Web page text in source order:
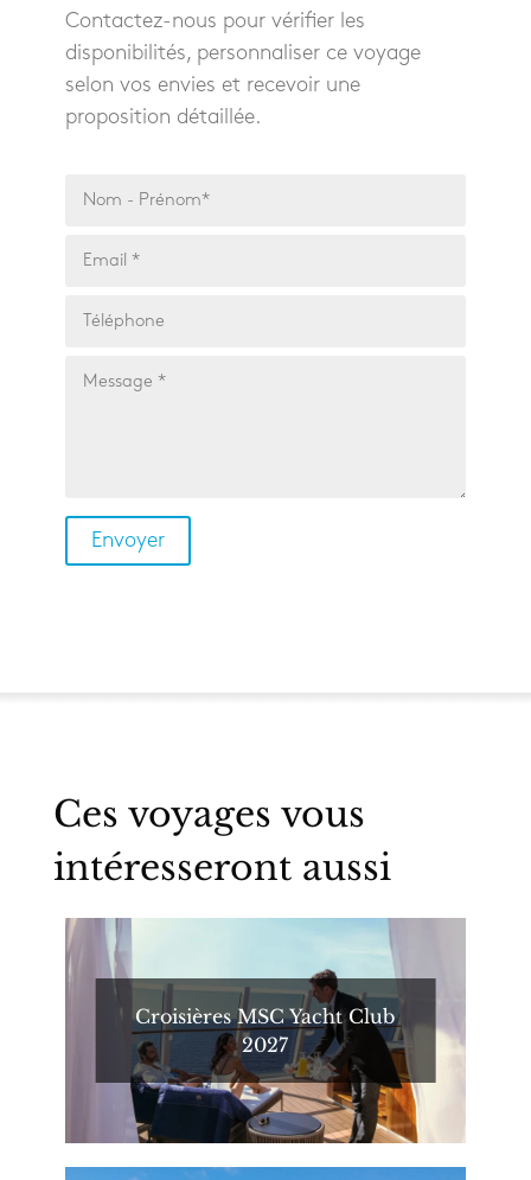
Contactez-nous pour vérifier les
disponibilités, personnaliser ce voyage
selon vos envies et recevoir une
proposition détaillée.
Ces voyages vous
intéresseront aussi
Croisières MSC Yacht Club
2027